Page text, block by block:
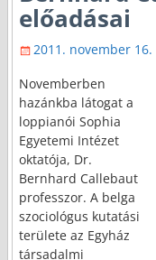
előadásai
2011. november 16.
Novemberben
hazánkba látogat a
loppianói Sophia
Egyetemi Intézet
oktatója, Dr.
Bernhard Callebaut
professzor. A belga
szociológus kutatási
területe az Egyház
társadalmi